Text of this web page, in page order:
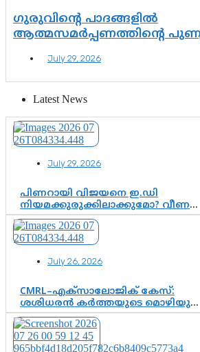
ഗുരുവിന്റെ പാദങ്ങളിൽ
ആത്മസമർപ്പണത്തിന്റെ
ഗുരുപൂർണിമ ആഘോഷം
July 29, 2026
Latest News
July 29, 2026
പിണറായി വിജയനെ ഇ.ഡി
നിയമക്കുരുക്കിലാക്കുമോ? വീണ
വിജയൻ മാപ്പുസാക്ഷിയാകുമോ?
കർത്തയുടെ മൊഴി നിർണായക
വഴിത്തിരിവാകുമോ?
July 26, 2026
CMRL–എക്‌സാലോജിക് കേസ്:
ശശിധരൻ കർത്തയുടെ മൊഴിയുടെ
അടിസ്ഥാനത്തിൽ പിണറായി
വിജയനെ ചോദ്യം ചെയ്യുന്നതിൽ
തീരുമാനം; വീണയ്‌ക്കെതിരെ